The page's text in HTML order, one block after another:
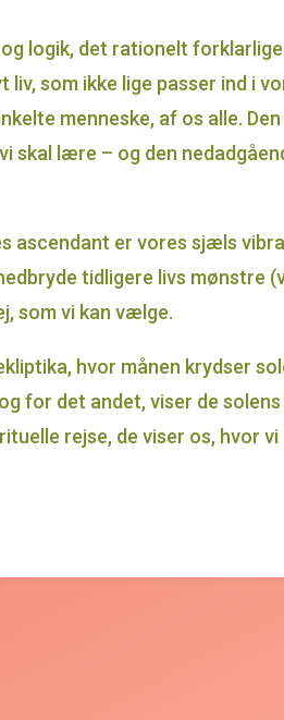
logik, det rationelt
som ikke lige passer ind i
menneske, af os alle.
skal lære – og den
ascendant er vores sjæls
tidligere livs mønstre
som vi kan vælge.
hvor månen krydser
for det andet, viser de solens
rejse, de viser os, hvor